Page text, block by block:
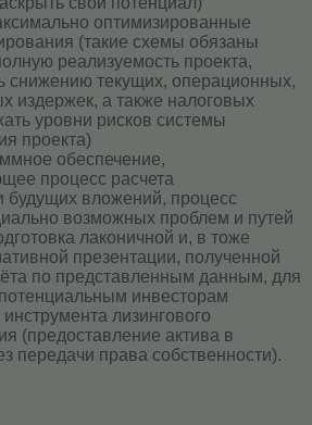
оптимизированные
(такие схемы обязаны
реализуемость проекта,
снижению текущих, операционных,
издержек, а также налоговых
уровни рисков системы
проекта)
обеспечение,
процесс расчета
будущих вложений, процесс
возможных проблем и путей
лаконичной и, в тоже
презентации, полученной
по представленным данным, для
инвесторам
лизингового
(предоставление актива в
передачи права собственности).